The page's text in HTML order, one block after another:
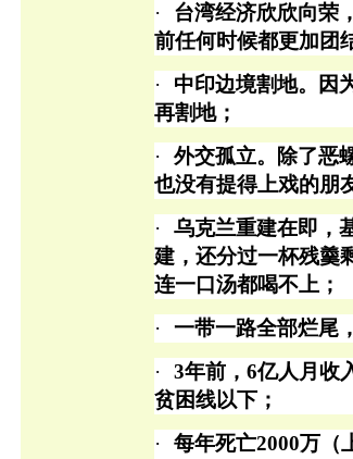
·
台湾经济欣欣向荣
前任何时候都更加团
·
中印边境割地。因
再割地；
·
外交孤立。除了恶
也没有提得上戏的朋
·
乌克兰重建在即，
建，还分过一杯残羹
连一口汤都喝不上；
·
一带一路全部烂尾
·
3年前，6亿人月收
贫困线以下；
·
每年死亡2000万（